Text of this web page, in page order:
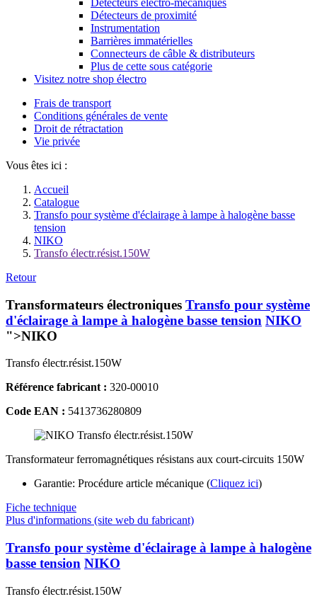
Détecteurs de proximité
Instrumentation
Barrières immatérielles
Connecteurs de câble & distributeurs
Plus de cette sous catégorie
Visitez notre shop électro
Frais de transport
Conditions générales de vente
Droit de rétractation
Vie privée
Vous êtes ici :
Accueil
Catalogue
Transfo pour système d'éclairage à lampe à halogène basse
tension
NIKO
Transfo électr.résist.150W
Retour
Transformateurs électroniques Transfo pour système
d'éclairage à lampe à halogène basse tension NIKO
">NIKO
Transfo électr.résist.150W
Référence fabricant : 320-00010
Code EAN : 5413736280809
Transformateur ferromagnétiques résistans aux court-circuits 150W
Garantie: Procédure article mécanique (Cliquez ici)
Fiche technique
Plus d'informations (site web du fabricant)
Transfo pour système d'éclairage à lampe à halogène
basse tension NIKO
Transfo électr.résist.150W